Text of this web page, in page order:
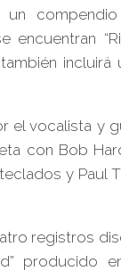
un
encuentran
el vocalista y
con Bob
y Paul
registros
producido